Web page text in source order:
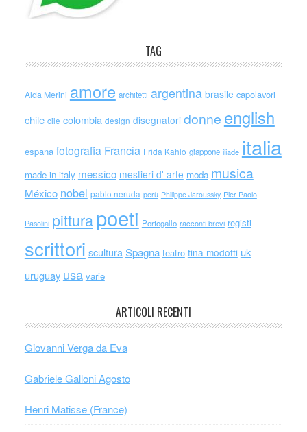
TAG
Alda Merini amore architetti argentina brasile capolavori
chile cile colombia design disegnatori donne english
espana fotografia Francia Frida Kahlo giappone iliade italia
made in italy messico mestieri d' arte moda musica
México nobel pablo neruda perù Philippe Jaroussky Pier Paolo
Pasolini pitturapoeti Portogallo racconti brevi registi
scrittori scultura Spagna teatro tina modotti uk
uruguay usa varie
ARTICOLI RECENTI
Giovanni Verga da Eva
Gabriele Galloni Agosto
Henri Matisse (France)